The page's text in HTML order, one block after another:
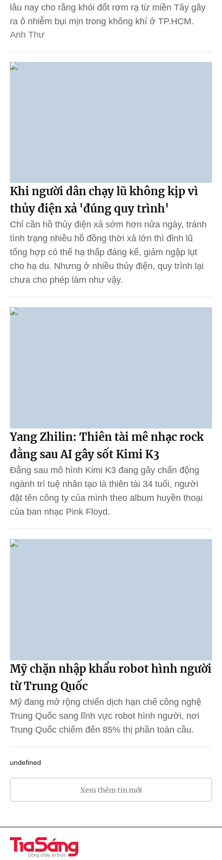
lâu nay cho rằng khói đốt rơm rạ từ miền Tây gây
ra ô nhiễm bụi mịn trong không khí ở TP.HCM.
Anh Thư
Khi người dân chạy lũ không kịp vì
thủy điện xả 'đúng quy trình'
Chỉ cần hồ thủy điện xả sớm hơn nửa ngày, tránh
tình trạng nhiều hồ đồng thời xả lớn thì đỉnh lũ
tổng hợp có thể hạ thấp đáng kể, giảm ngập lụt
cho hạ du. Nhưng ở nhiều thủy điện, quy trình lại
chưa cho phép làm như vậy.
Yang Zhilin: Thiên tài mê nhạc rock
đằng sau AI gây sốt Kimi K3
Đằng sau mô hình Kimi K3 đang gây chấn động
ngành trí tuệ nhân tạo là thiên tài 34 tuổi, người
đặt tên công ty của mình theo album huyền thoại
của ban nhạc Pink Floyd.
Mỹ chặn nhập khẩu robot hình người
từ Trung Quốc
Mỹ đang mở rộng chiến dịch hạn chế công nghệ
Trung Quốc sang lĩnh vực robot hình người, nơi
Trung Quốc chiếm đến 85% thị phần toàn cầu.
undefined
Xem thêm tin mới